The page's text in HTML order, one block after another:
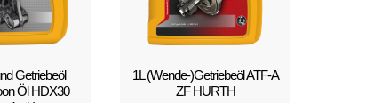
Getriebeöl
Öl HDX30
1L (Wende-)Getriebeöl ATF-A
ZF HURTH